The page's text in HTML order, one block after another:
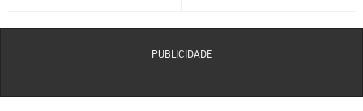
PUBLICIDADE